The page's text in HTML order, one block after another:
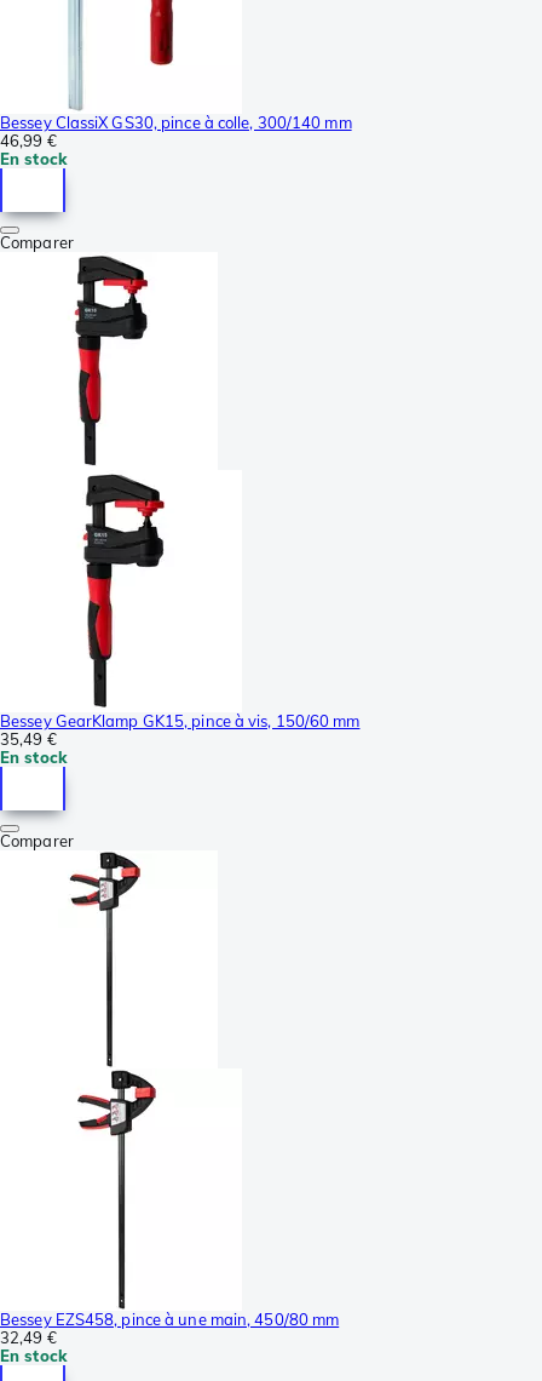
Bessey ClassiX GS30, pince à colle, 300/140 mm
46,99 €
En stock
Comparer
Bessey GearKlamp GK15, pince à vis, 150/60 mm
35,49 €
En stock
Comparer
Bessey EZS458, pince à une main, 450/80 mm
32,49 €
En stock